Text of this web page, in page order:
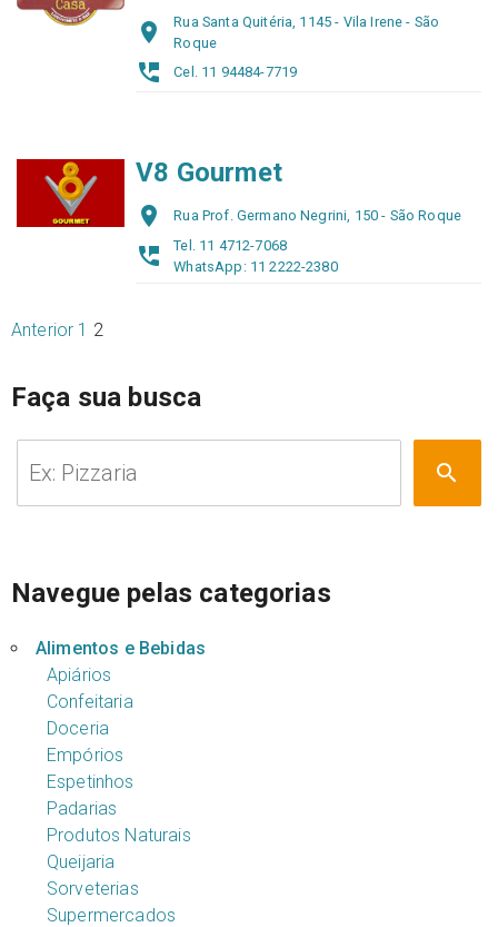
place
Rua Santa Quitéria, 1145 - Vila Irene - São
Roque
perm_phone_msg Cel. 11 94484-7719
V8 Gourmet
place Rua Prof. Germano Negrini, 150 - São Roque
perm_phone_msg
Tel. 11 4712-7068
WhatsApp: 11 2222-2380
Anterior 1 2
Faça sua busca
por:
search
Navegue pelas categorias
Alimentos e Bebidas
Apiários
Confeitaria
Doceria
Empórios
Espetinhos
Padarias
Produtos Naturais
Queijaria
Sorveterias
Supermercados